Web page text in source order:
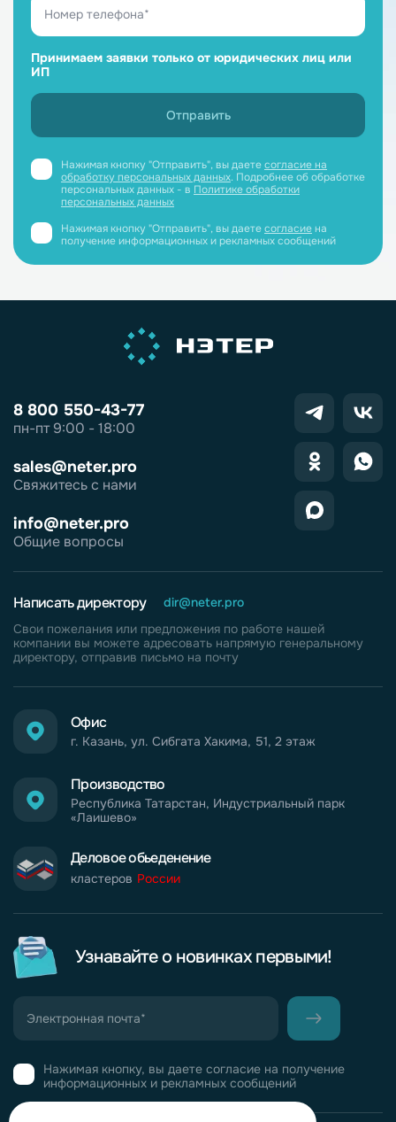
Принимаем заявки только от юридических лиц или
ИП
Нажимая кнопку "Отправить", вы даетесогласие на
обработку персональных данных. Подробнее об обработке
персональных данных - в Политике обработки
персональных данных
Нажимая кнопку "Отправить", вы даетесогласиена
получение информационных и рекламных сообщений
8 800 550-43-77
пн-пт 9:00 - 18:00
sales@neter.pro
Свяжитесь с нами
info@neter.pro
Общие вопросы
Деловое обьеденение
кластеров России
Производство
Республика Татарстан, Индустриальный парк
«Лаишево»
Офис
г. Казань, ул. Сибгата Хакима, 51, 2 этаж
Написать директору
dir@neter.pro
Свои пожелания или предложения по работе нашей
компании вы можете адресовать напрямую генеральному
директору, отправив письмо на почту
Узнавайте о новинках первыми!
Нажимая кнопку, вы даете согласие на получение
информационных и рекламных сообщений